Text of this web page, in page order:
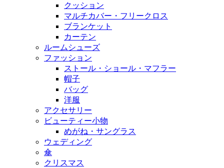
クッション
マルチカバー・フリークロス
ブランケット
カーテン
ルームシューズ
ファッション
ストール・ショール・マフラー
帽子
バッグ
洋服
アクセサリー
ビューティー小物
めがね・サングラス
ウェディング
傘
クリスマス